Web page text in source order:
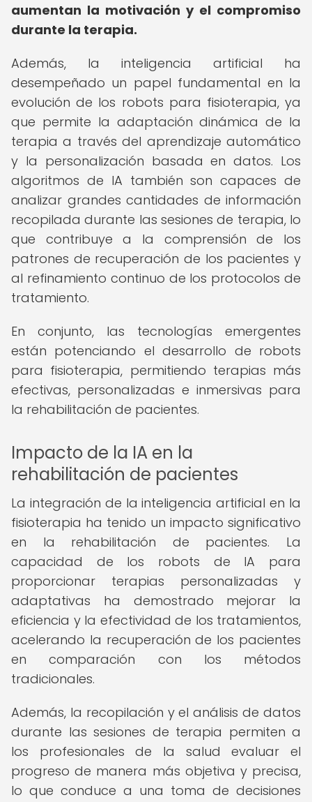
aumentan la motivación y el compromiso
durante la terapia.
Además, la inteligencia artificial ha
desempeñado un papel fundamental en la
evolución de los robots para fisioterapia, ya
que permite la adaptación dinámica de la
terapia a través del aprendizaje automático
y la personalización basada en datos. Los
algoritmos de IA también son capaces de
analizar grandes cantidades de información
recopilada durante las sesiones de terapia, lo
que contribuye a la comprensión de los
patrones de recuperación de los pacientes y
al refinamiento continuo de los protocolos de
tratamiento.
En conjunto, las tecnologías emergentes
están potenciando el desarrollo de robots
para fisioterapia, permitiendo terapias más
efectivas, personalizadas e inmersivas para
la rehabilitación de pacientes.
Impacto de la IA en la
rehabilitación de pacientes
La integración de la inteligencia artificial en la
fisioterapia ha tenido un impacto significativo
en la rehabilitación de pacientes. La
capacidad de los robots de IA para
proporcionar terapias personalizadas y
adaptativas ha demostrado mejorar la
eficiencia y la efectividad de los tratamientos,
acelerando la recuperación de los pacientes
en comparación con los métodos
tradicionales.
Además, la recopilación y el análisis de datos
durante las sesiones de terapia permiten a
los profesionales de la salud evaluar el
progreso de manera más objetiva y precisa,
lo que conduce a una toma de decisiones